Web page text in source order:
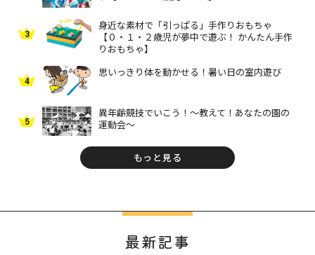
3
身近な素材で「引っぱる」手作りおもちゃ
【０・１・２歳児が夢中で遊ぶ！ かんたん手作
りおもちゃ】
4
思いっきり体を動かせる！暑い日の室内遊び
5
異年齢競技でいこう！～教えて！あなたの園の
運動会～
もっと見る
最新記事